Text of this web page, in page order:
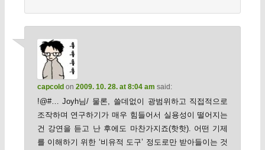
capcoldon 2009. 10. 28. at 8:04 am said:
!@#… Joyh님/ 물론, 쓸데없이 광범위하고 직접적으로
조작하며 연구하기가 매우 힘들어서 실용성이 떨어지는
건 강연을 듣고 난 후에도 마찬가지죠(핫핫). 어떤 기제
를 이해하기 위한 ‘비유적 도구’ 정도로만 받아들이는 것